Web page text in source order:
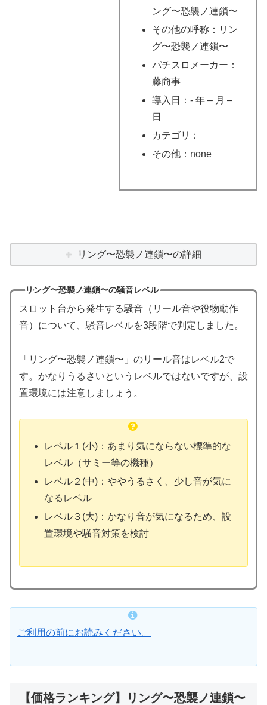
ング〜恐襲ノ連鎖〜
その他の呼称：リン
グ〜恐襲ノ連鎖〜
パチスロメーカー：
藤商事
導入日：- 年 – 月 –
日
カテゴリ：
その他：none
リング〜恐襲ノ連鎖〜の詳細
リング〜恐襲ノ連鎖〜の騒音レベル
スロット台から発生する騒音（リール音や役物動作
音）について、騒音レベルを3段階で判定しました。
「リング〜恐襲ノ連鎖〜」のリール音はレベル2で
す。かなりうるさいというレベルではないですが、設
置環境には注意しましょう。
レベル１(小)：あまり気にならない標準的な
レベル（サミー等の機種）
レベル２(中)：ややうるさく、少し音が気に
なるレベル
レベル３(大)：かなり音が気になるため、設
置環境や騒音対策を検討
ご利用の前にお読みください。
【価格ランキング】リング〜恐襲ノ連鎖〜